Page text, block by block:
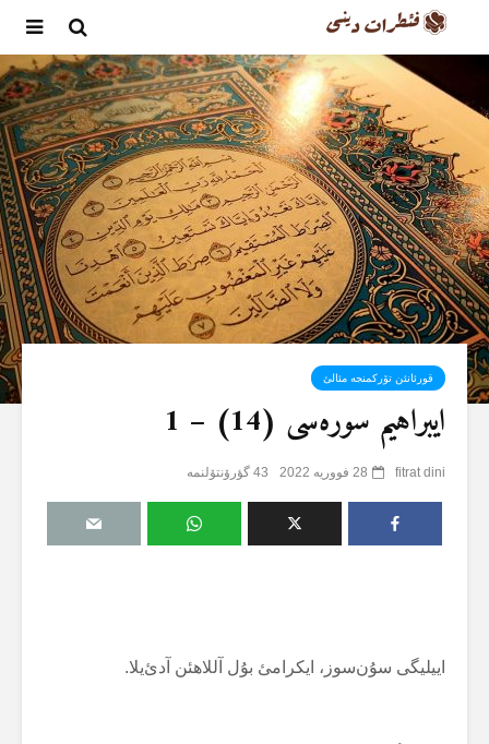
قورئانئن تۆرکمنجە مئالئ
ایبراهیم سورەسی (14) – 1
fitrat dini 28 فووریه 2022 43 گؤرۆنتۆلنمە
اییلیگی سۇن‌سوز، ایکرامئ بۇل آللاهئن آدئ‌یلا.